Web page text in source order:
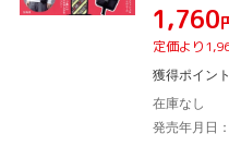
¥1,760
定価より
獲得ポイン
在庫なし
発売年月日